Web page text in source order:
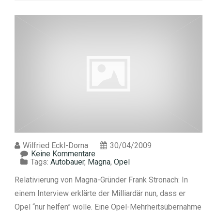
Wilfried Eckl-Dorna
30/04/2009
Keine Kommentare
Tags: Autobauer, Magna, Opel
Relativierung von Magna-Gründer Frank Stronach: In
einem Interview erklärte der Milliardär nun, dass er
Opel “nur helfen” wolle. Eine Opel-Mehrheitsübernahme